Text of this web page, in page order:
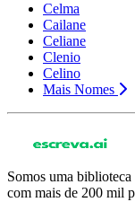
Celma
Cailane
Celiane
Clenio
Celino
Mais Nomes
Somos uma
com mais de 200 mil